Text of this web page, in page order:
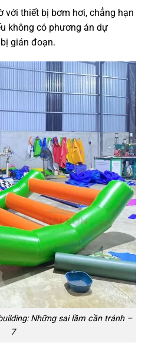
với thiết bị bơm hơi, chẳng hạn
không có phương án dự
gián đoạn.
Những sai lầm cần tránh –
7